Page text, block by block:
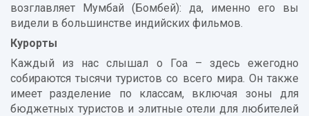
возглавляет Мумбай (Бомбей): да, именно его вы
видели в большинстве индийских фильмов.
Курорты
Каждый из нас слышал о Гоа – здесь ежегодно
собираются тысячи туристов со всего мира. Он также
имеет разделение по классам, включая зоны для
бюджетных туристов и элитные отели для любителей